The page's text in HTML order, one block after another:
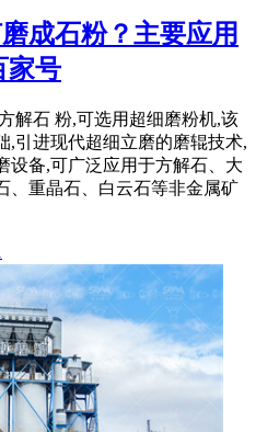
成石粉？主要应用
家号
解石 粉,可选用超细磨粉机,该
,引进现代超细立磨的磨辊技术,
设备,可广泛应用于方解石、大
、重晶石、白云石等非金属矿